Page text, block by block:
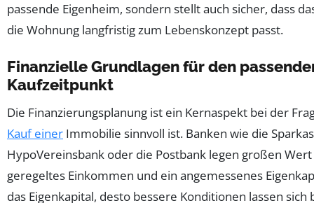
passende Eigenheim, sondern stellt auch sicher, dass
die Wohnung langfristig zum Lebenskonzept passt.
Finanzielle Grundlagen für den
Kaufzeitpunkt
Die Finanzierungsplanung ist ein Kernaspekt bei der
Kauf einer Immobilie sinnvoll ist. Banken wie die
HypoVereinsbank oder die Postbank legen großen
geregeltes Einkommen und ein angemessenes
das Eigenkapital, desto bessere Konditionen lassen sich